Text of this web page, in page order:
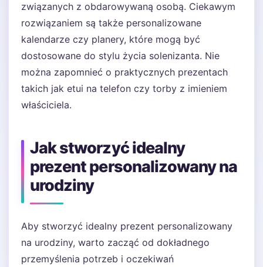
związanych z obdarowywaną osobą. Ciekawym
rozwiązaniem są także personalizowane
kalendarze czy planery, które mogą być
dostosowane do stylu życia solenizanta. Nie
można zapomnieć o praktycznych prezentach
takich jak etui na telefon czy torby z imieniem
właściciela.
Jak stworzyć idealny
prezent personalizowany na
urodziny
Aby stworzyć idealny prezent personalizowany
na urodziny, warto zacząć od dokładnego
przemyślenia potrzeb i oczekiwań